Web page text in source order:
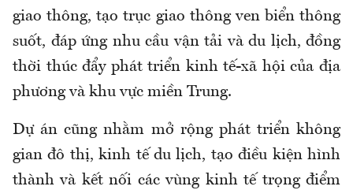
giao thông, tạo trục giao thông ven biển thông
suốt, đáp ứng nhu cầu vận tải và du lịch, đồng
thời thúc đẩy phát triển kinh tế-xã hội của địa
phương và khu vực miền Trung.
Dự án cũng nhằm mở rộng phát triển không
gian đô thị, kinh tế du lịch, tạo điều kiện hình
thành và kết nối các vùng kinh tế trọng điểm